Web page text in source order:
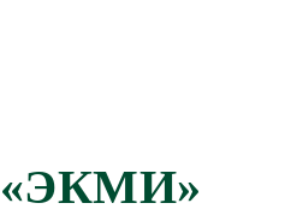
«ЭКМИ»